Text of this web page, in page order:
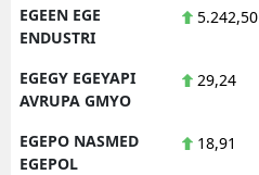
EGEEN EGE
ENDUSTRI
5.242,50
EGEGY EGEYAPI
AVRUPA GMYO
29,24
EGEPO NASMED
EGEPOL
18,91